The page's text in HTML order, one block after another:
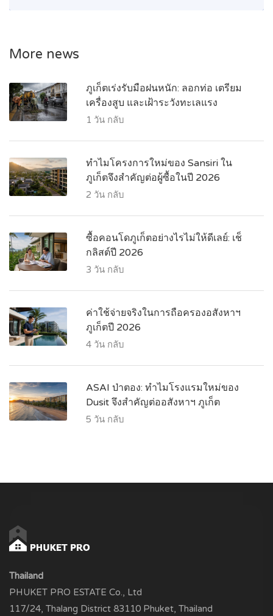
More news
ภูเก็ตเร่งรับมือฝนหนัก: ลอกท่อ เตรียม
เครื่องสูบ และเฝ้าระวังทะเลแรง
1 วัน กลับ
ทำไมโครงการใหม่ของ Sansiri ใน
ภูเก็ตจึงสำคัญต่อผู้ซื้อในปี 2026
2 วัน กลับ
ซื้อคอนโดภูเก็ตอย่างไรไม่ให้ดีเลย์: เช็
กลิสต์ปี 2026
3 วัน กลับ
ค่าใช้จ่ายจริงในการถือครองอสังหาฯ
ภูเก็ตปี 2026
4 วัน กลับ
ASAI ป่าตอง: ทำไมโรงแรมใหม่ของ
Dusit จึงสำคัญต่ออสังหาฯ ภูเก็ต
5 วัน กลับ
Thailand
PHUKET PRO ESTATE Co., Ltd
117/24, Thalang District 83110 Phuket, Thailand